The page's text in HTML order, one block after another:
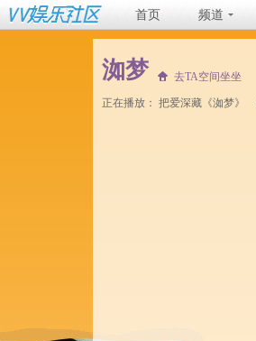
首页 频道
洳梦 去TA空间坐坐
正在播放： 把爱深藏《洳梦》